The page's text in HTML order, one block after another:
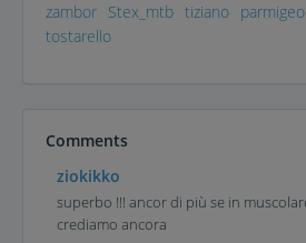
zambor Stex_mtb tiziano parmigeol
tostarello
Comments
ziokikko
superbo !!! ancor di più se in
crediamo ancora